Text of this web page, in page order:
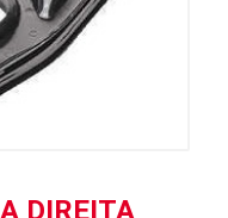
DIREITA